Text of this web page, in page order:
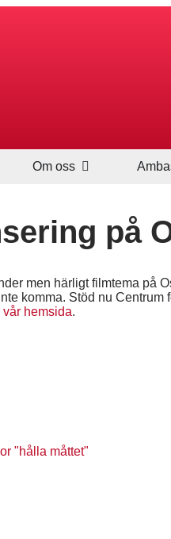
Om oss
på
men härligt filmtema på
komma. Stöd nu
vår hemsida.
"hålla måttet"